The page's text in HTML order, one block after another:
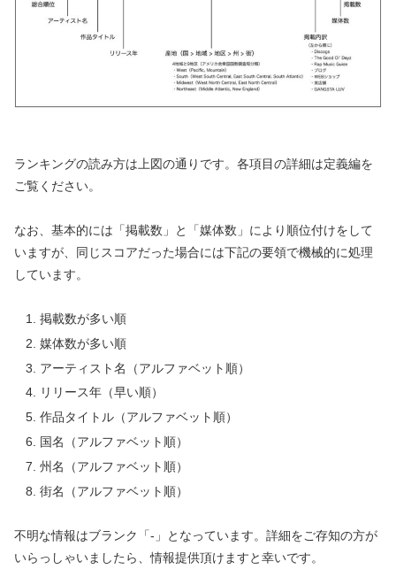
ランキングの読み方は上図の通りです。各項目の詳細は定義編を
ご覧ください。
なお、基本的には「掲載数」と「媒体数」により順位付けをして
いますが、同じスコアだった場合には下記の要領で機械的に処理
しています。
掲載数が多い順
媒体数が多い順
アーティスト名（アルファベット順）
リリース年（早い順）
作品タイトル（アルファベット順）
国名（アルファベット順）
州名（アルファベット順）
街名（アルファベット順）
不明な情報はブランク「-」となっています。詳細をご存知の方が
いらっしゃいましたら、情報提供頂けますと幸いです。